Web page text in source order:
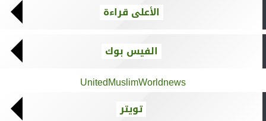
الأعلى قراءة
الفيس بوك
UnitedMuslimWorldnews
تويتر